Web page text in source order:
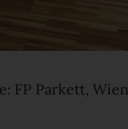
FP Parkett, Wien